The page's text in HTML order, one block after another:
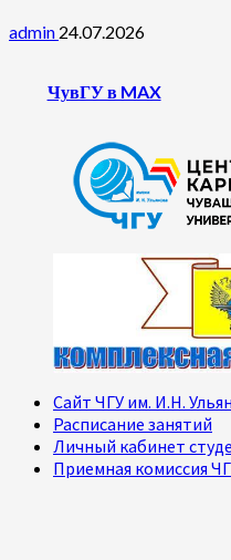
admin 24.07.2026
ЧувГУ в MAX
Сайт ЧГУ им. И.Н.
Расписание занятий
Личный кабинет
Приемная комиссия